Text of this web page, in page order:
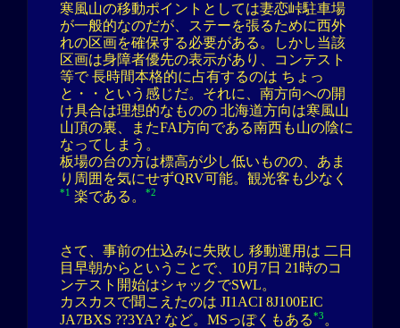
寒風山の移動ポイントとしては妻恋峠駐車場
が一般的なのだが、ステーを張るために西外
れの区画を確保する必要がある。しかし当該
区画は身障者優先の表示があり、コンテスト
等で 長時間本格的に占有するのは ちょっ
と・・という感じだ。それに、南方向への開
け具合は理想的なものの 北海道方向は寒風山
山頂の裏、またFAI方向である南西も山の陰に
なってしまう。
板場の台の方は標高が少し低いものの、あま
り周囲を気にせずQRV可能。観光客も少なく
*1 楽である。 *2
さて、事前の仕込みに失敗し 移動運用は 二日
目早朝からということで、10月7日 21時のコ
ンテスト開始はシャックでSWL。
カスカスで聞こえたのは JI1ACI 8J100EIC
JA7BXS ??3YA? など。MSっぽくもある*3 。